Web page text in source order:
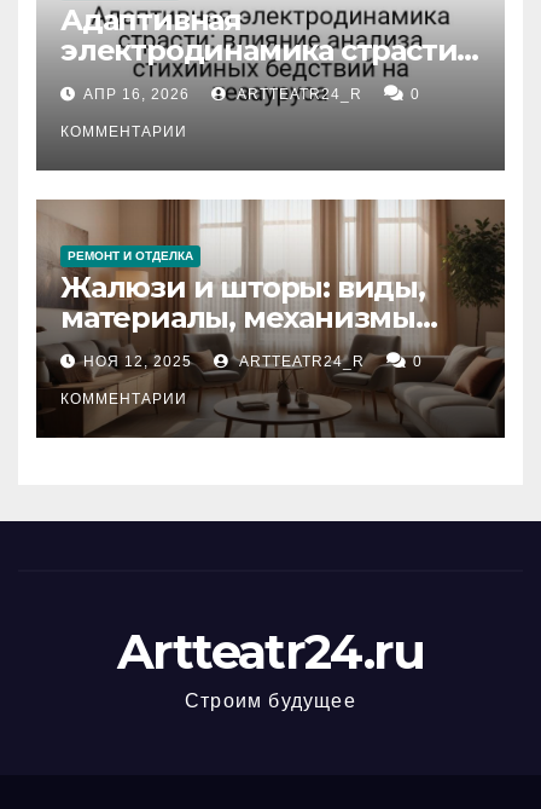
Адаптивная
электродинамика страсти:
влияние анализа
стихийных бедствий на
тезауруса
АПР 16, 2026 ARTTEATR24_R 0
КОММЕНТАРИИ
РЕМОНТ И ОТДЕЛКА
Жалюзи и шторы: виды,
материалы, механизмы
управления и уход
НОЯ 12, 2025 ARTTEATR24_R 0
КОММЕНТАРИИ
Artteatr24.ru
Строим будущее